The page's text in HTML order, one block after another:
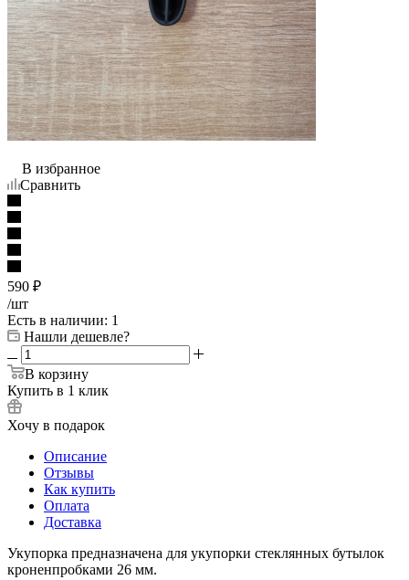
В избранное
Сравнить
590 ₽
/шт
Есть в наличии: 1
Нашли дешевле?
В корзину
Купить в 1 клик
Хочу в подарок
Описание
Отзывы
Как купить
Оплата
Доставка
Укупорка предназначена для укупорки стеклянных бутылок
кроненпробками 26 мм.